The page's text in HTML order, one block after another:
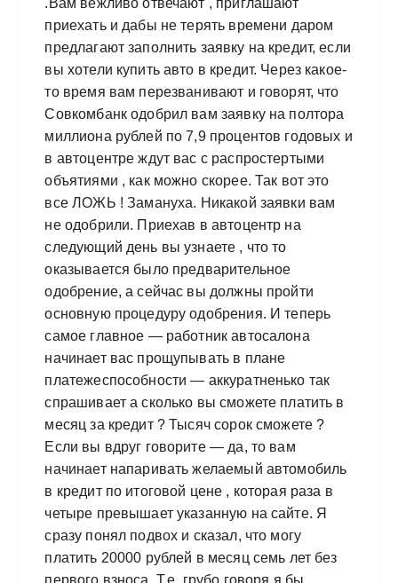
.Вам вежливо отвечают , приглашают
приехать и дабы не терять времени даром
предлагают заполнить заявку на кредит, если
вы хотели купить авто в кредит. Через какое-
то время вам перезванивают и говорят, что
Совкомбанк одобрил вам заявку на полтора
миллиона рублей по 7,9 процентов годовых и
в автоцентре ждут вас с распростертыми
объятиями , как можно скорее. Так вот это
все ЛОЖЬ ! Замануха. Никакой заявки вам
не одобрили. Приехав в автоцентр на
следующий день вы узнаете , что то
оказывается было предварительное
одобрение, а сейчас вы должны пройти
основную процедуру одобрения. И теперь
самое главное — работник автосалона
начинает вас прощупывать в плане
платежеспособности — аккуратненько так
спрашивает а сколько вы сможете платить в
месяц за кредит ? Тысяч сорок сможете ?
Если вы вдруг говорите — да, то вам
начинает напаривать желаемый автомобиль
в кредит по итоговой цене , которая раза в
четыре превышает указанную на сайте. Я
сразу понял подвох и сказал, что могу
платить 20000 рублей в месяц семь лет без
первого взноса. Т.е. грубо говоря я бы